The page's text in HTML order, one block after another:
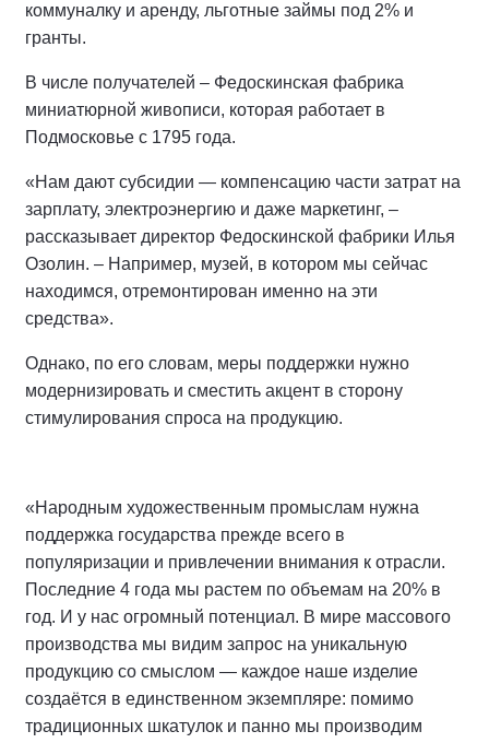
коммуналку и аренду, льготные займы под 2% и
гранты.
В числе получателей – Федоскинская фабрика
миниатюрной живописи, которая работает в
Подмосковье с 1795 года.
«Нам дают субсидии — компенсацию части затрат на
зарплату, электроэнергию и даже маркетинг, –
рассказывает директор Федоскинской фабрики Илья
Озолин. – Например, музей, в котором мы сейчас
находимся, отремонтирован именно на эти
средства».
Однако, по его словам, меры поддержки нужно
модернизировать и сместить акцент в сторону
стимулирования спроса на продукцию.
«Народным художественным промыслам нужна
поддержка государства прежде всего в
популяризации и привлечении внимания к отрасли.
Последние 4 года мы растем по объемам на 20% в
год. И у нас огромный потенциал. В мире массового
производства мы видим запрос на уникальную
продукцию со смыслом — каждое наше изделие
создаётся в единственном экземпляре: помимо
традиционных шкатулок и панно мы производим